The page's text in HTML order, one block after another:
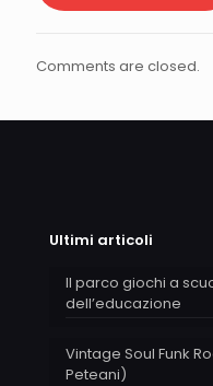
Comments are closed.
Ultimi articoli
Il parco giochi a
dell’educazione
Vintage Soul Funk
Peteani)